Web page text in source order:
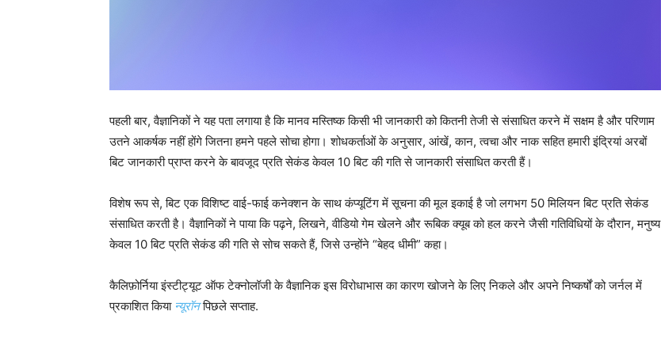
पहली बार, वैज्ञानिकों ने यह पता लगाया है कि मानव मस्तिष्क किसी भी जानकारी को कितनी तेजी से संसाधित करने में सक्षम है और परिणाम
उतने आकर्षक नहीं होंगे जितना हमने पहले सोचा होगा। शोधकर्ताओं के अनुसार, आंखें, कान, त्वचा और नाक सहित हमारी इंद्रियां अरबों
बिट जानकारी प्राप्त करने के बावजूद प्रति सेकंड केवल 10 बिट की गति से जानकारी संसाधित करती हैं।
विशेष रूप से, बिट एक विशिष्ट वाई-फाई कनेक्शन के साथ कंप्यूटिंग में सूचना की मूल इकाई है जो लगभग 50 मिलियन बिट प्रति सेकंड
संसाधित करती है। वैज्ञानिकों ने पाया कि पढ़ने, लिखने, वीडियो गेम खेलने और रूबिक क्यूब को हल करने जैसी गतिविधियों के दौरान, मनुष्य
केवल 10 बिट प्रति सेकंड की गति से सोच सकते हैं, जिसे उन्होंने “बेहद धीमी” कहा।
कैलिफ़ोर्निया इंस्टीट्यूट ऑफ टेक्नोलॉजी के वैज्ञानिक इस विरोधाभास का कारण खोजने के लिए निकले और अपने निष्कर्षों को जर्नल में
प्रकाशित किया न्यूरॉनपिछले सप्ताह.